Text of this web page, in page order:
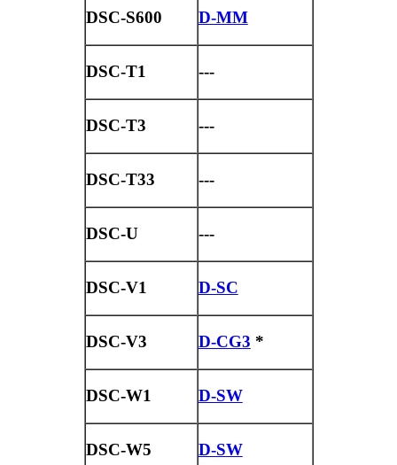
DSC-S600 D-MM
DSC-T1 ---
DSC-T3 ---
DSC-T33 ---
DSC-U ---
DSC-V1 D-SC
DSC-V3 D-CG3 *
DSC-W1 D-SW
DSC-W5 D-SW